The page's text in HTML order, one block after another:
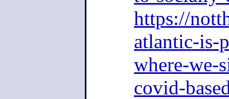
https://
atlantic-is-
where-we-
covid-